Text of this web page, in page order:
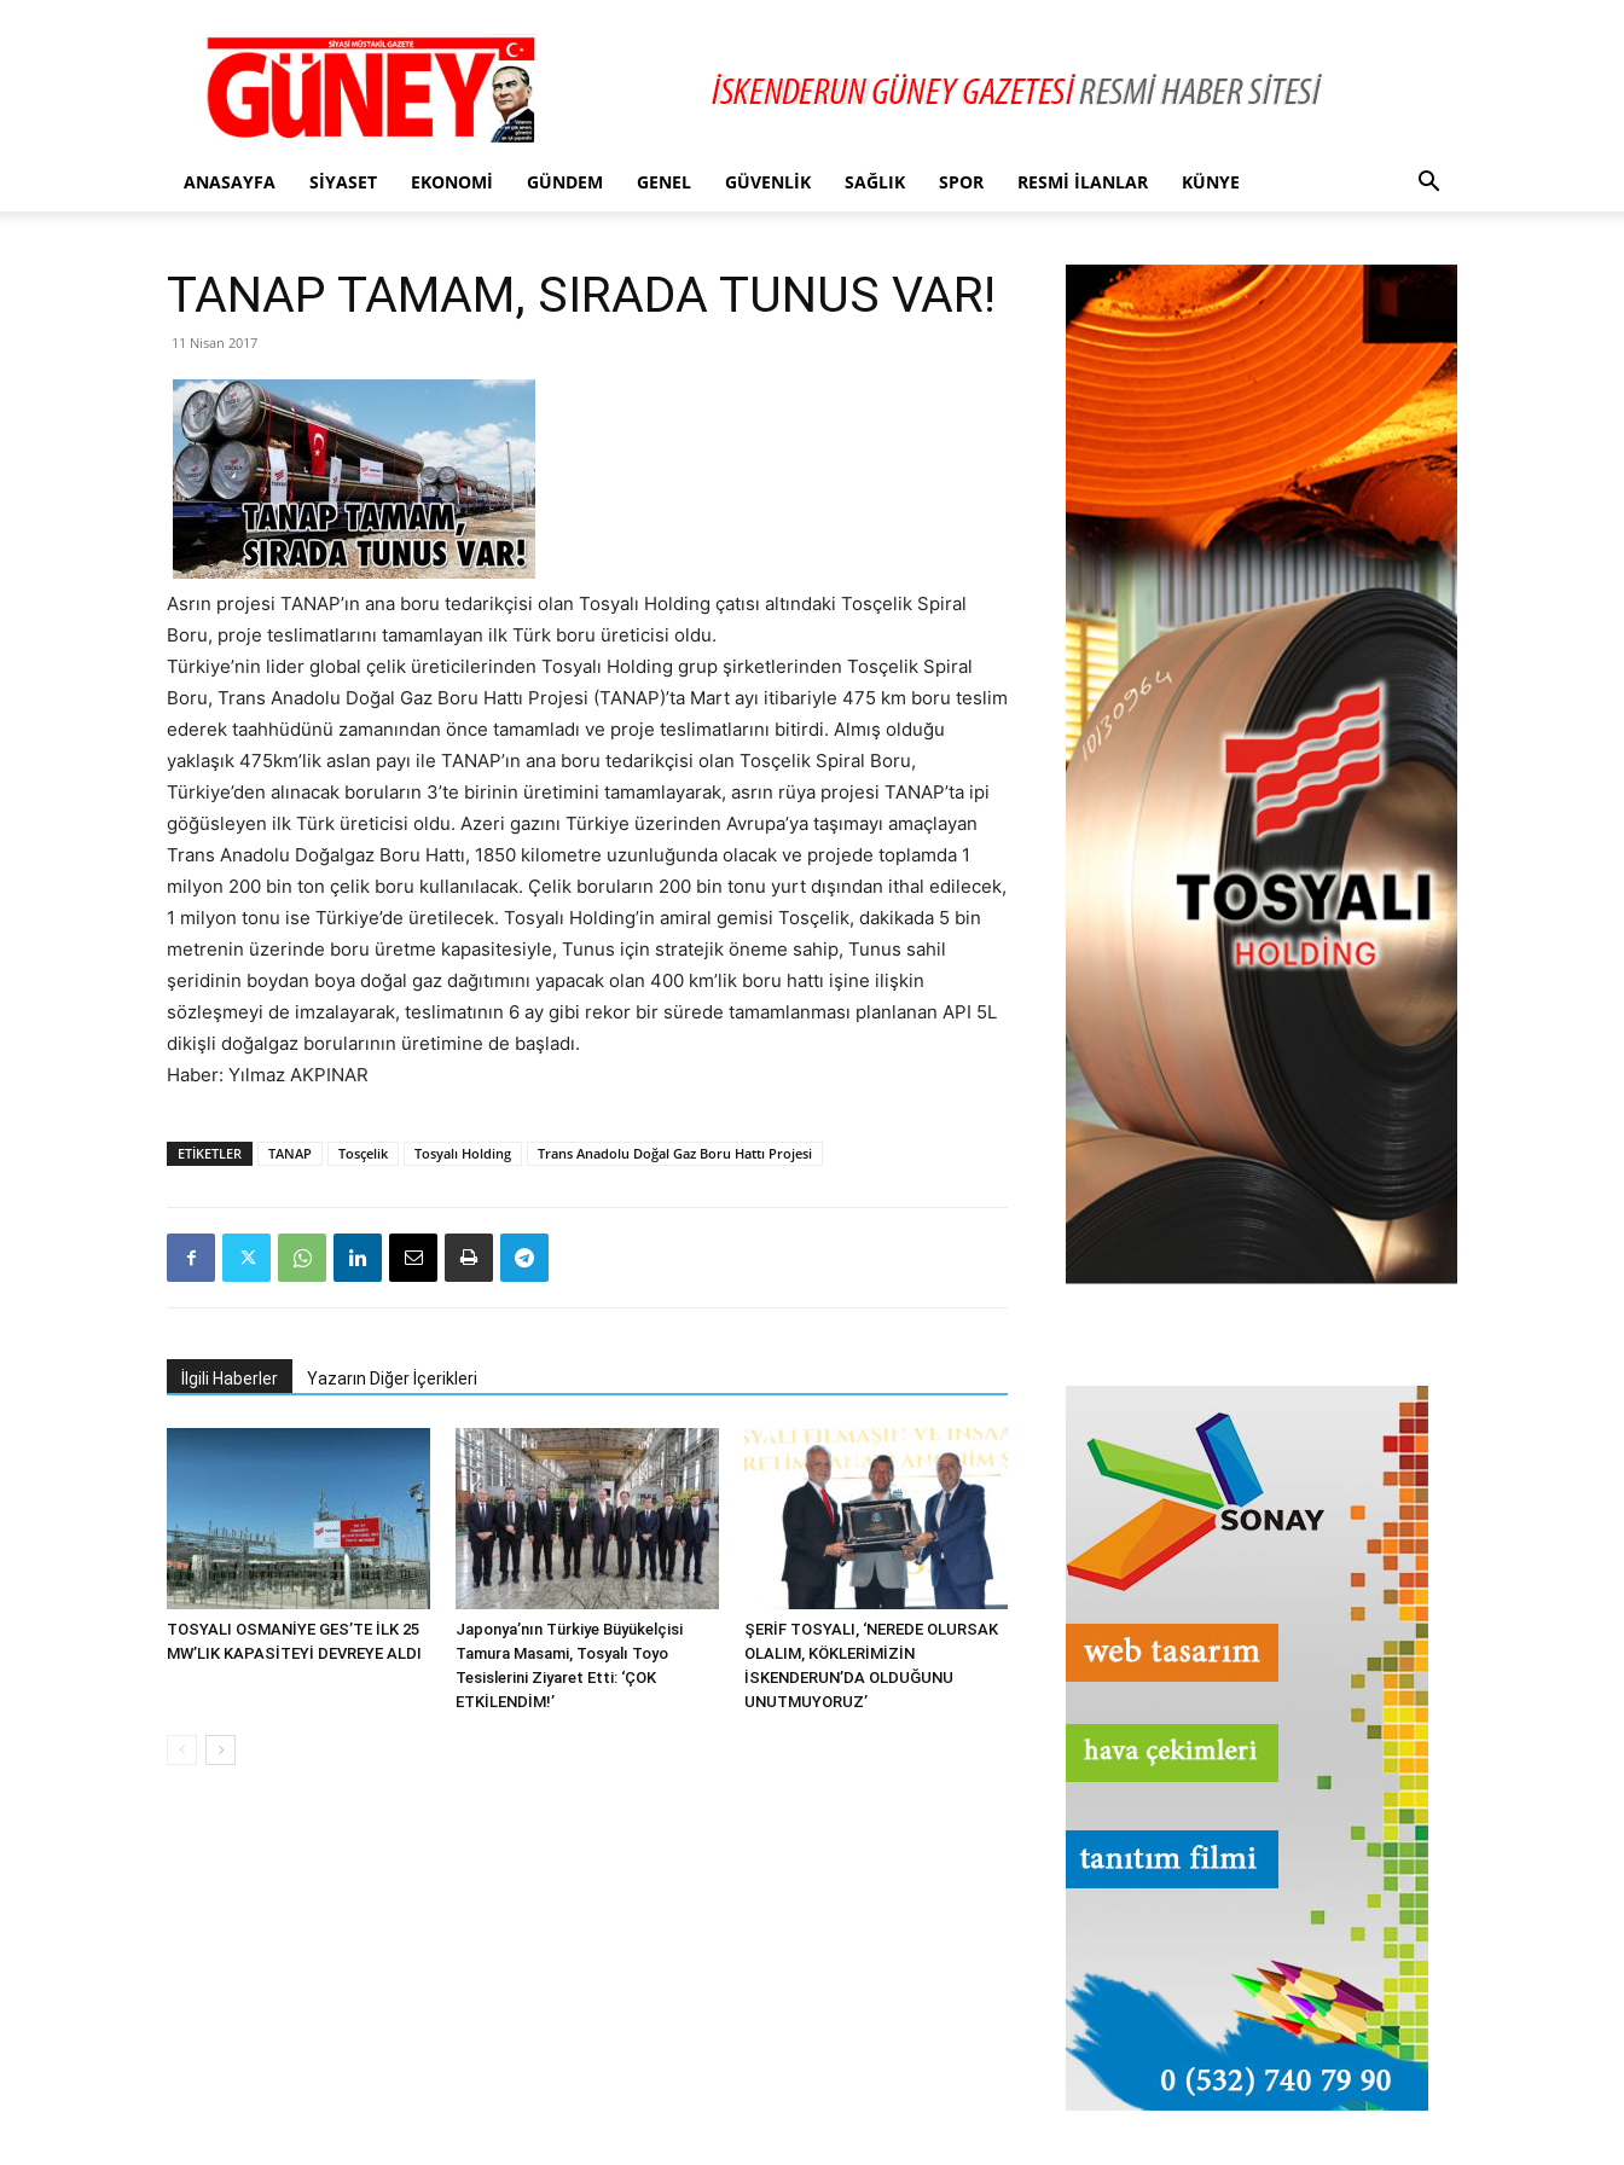
Gazete
Güney
ANASAYFA SIYASET EKONOMI GÜNDEM GENEL GÜVENLIK SAĞLIK SPOR RESMI İLANLAR KÜNYE
TANAP TAMAM, SIRADA TUNUS VAR!
11 Nisan 2017
Asrın projesi TANAP’ın ana boru tedarikçisi olan Tosyalı Holding çatısı altındaki Tosçelik Spiral
Boru, proje teslimatlarını tamamlayan ilk Türk boru üreticisi oldu.
Türkiye’nin lider global çelik üreticilerinden Tosyalı Holding grup şirketlerinden Tosçelik Spiral
Boru, Trans Anadolu Doğal Gaz Boru Hattı Projesi (TANAP)’ta Mart ayı itibariyle 475 km boru teslim
ederek taahhüdünü zamanından önce tamamladı ve proje teslimatlarını bitirdi. Almış olduğu
yaklaşık 475km’lik aslan payı ile TANAP’ın ana boru tedarikçisi olan Tosçelik Spiral Boru,
Türkiye’den alınacak boruların 3’te birinin üretimini tamamlayarak, asrın rüya projesi TANAP’ta ipi
göğüsleyen ilk Türk üreticisi oldu. Azeri gazını Türkiye üzerinden Avrupa’ya taşımayı amaçlayan
Trans Anadolu Doğalgaz Boru Hattı, 1850 kilometre uzunluğunda olacak ve projede toplamda 1
milyon 200 bin ton çelik boru kullanılacak. Çelik boruların 200 bin tonu yurt dışından ithal edilecek,
1 milyon tonu ise Türkiye’de üretilecek. Tosyalı Holding’in amiral gemisi Tosçelik, dakikada 5 bin
metrenin üzerinde boru üretme kapasitesiyle, Tunus için stratejik öneme sahip, Tunus sahil
şeridinin boydan boya doğal gaz dağıtımını yapacak olan 400 km’lik boru hattı işine ilişkin
sözleşmeyi de imzalayarak, teslimatının 6 ay gibi rekor bir sürede tamamlanması planlanan API 5L
dikişli doğalgaz borularının üretimine de başladı.
Haber: Yılmaz AKPINAR
ETIKETLER TANAP Tosçelik Tosyalı Holding Trans Anadolu Doğal Gaz Boru Hattı Projesi
İlgili Haberler Yazarın Diğer İçerikleri
TOSYALI OSMANİYE GES’TE İLK 25
MW’LIK KAPASİTEYİ DEVREYE ALDI
Japonya’nın Türkiye Büyükelçisi
Tamura Masami, Tosyalı Toyo
Tesislerini Ziyaret Etti: ‘ÇOK
ETKİLENDİM!’
ŞERİF TOSYALI, ‘NEREDE OLURSAK
OLALIM, KÖKLERİMİZİN
İSKENDERUN’DA OLDUĞUNU
UNUTMUYORUZ’